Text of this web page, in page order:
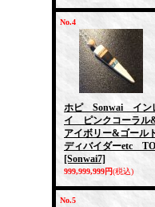
No.4
ホピ Sonwai イン
イ ピンクコーラル
アイボリー&ゴール
ディバイダーetc
[Sonwai7]
999,999,999円(税込)
No.5